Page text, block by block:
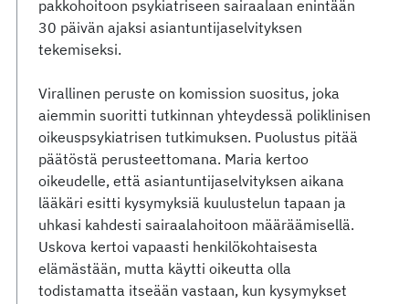
pakkohoitoon psykiatriseen sairaalaan enintään
30 päivän ajaksi asiantuntijaselvityksen
tekemiseksi.
Virallinen peruste on komission suositus, joka
aiemmin suoritti tutkinnan yhteydessä poliklinisen
oikeuspsykiatrisen tutkimuksen. Puolustus pitää
päätöstä perusteettomana. Maria kertoo
oikeudelle, että asiantuntijaselvityksen aikana
lääkäri esitti kysymyksiä kuulustelun tapaan ja
uhkasi kahdesti sairaalahoitoon määräämisellä.
Uskova kertoi vapaasti henkilökohtaisesta
elämästään, mutta käytti oikeutta olla
todistamatta itseään vastaan, kun kysymykset